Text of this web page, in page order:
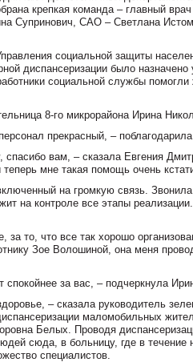
крепкая команда – главный
Супринович, САО – Светлана
социальной защиты
диспансеризации было
социальной службы
8-го микрорайона Ирина
прекрасный, – поблагодарила
вам, – сказала Евгения
мне такая помощь очень
на громкую связь.
на контроле все этапы
то, что все так хорошо
Зое Волошиной, она меня
за вас, – подчеркнула
– сказала руководитель
маломобильных
Белых. Проводя
сюда, в больницу, где в течение
специалистов.